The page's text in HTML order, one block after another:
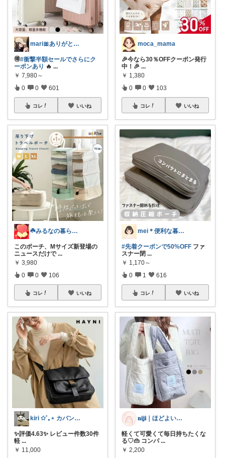
mari🎀ありがとうです🥹
🉐#衝撃半額セールでさらにク
ーポンあり 🔥 ...
￥ 7,980～
0 0 601
コレ いいね
☘️みるなの暮らし🍃
このポーチ、Mサイズ新登場の
ニュースだけで ...
￥ 3,980
0 0 106
コレ いいね
kiri ✩˚｡⋆ カバン屋さん✩˚｡⋆
✨評価4.63✨ レビュー件数30件
軽 ...
￥ 11,000
moca_mama
🎉今なら30％OFFクーポン発行
中！🎉 ...
￥ 1,380
0 0 103
コレ いいね
mei＊便利な暮らし🌸かわいいもの
#先着クーポンで50%OFF ファ
スナー閉 ...
￥ 1,170～
0 1 616
コレ いいね
𝐧𝐢𝐣𝐢｜ほどよい華を、暮らしに
軽くて可愛くて毎日持ちたくな
る♡👜 コンパ ...
￥ 2,200